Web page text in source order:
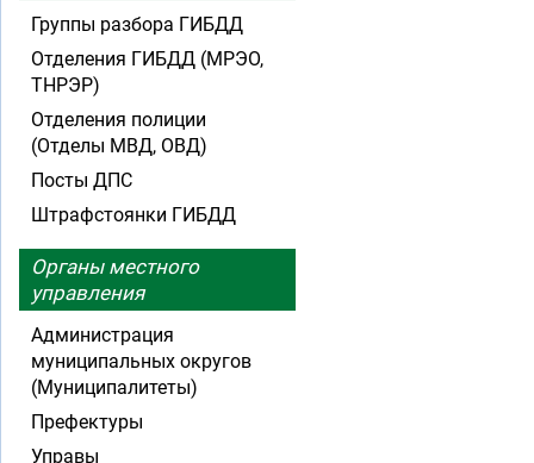
Группы разбора ГИБДД
Отделения ГИБДД (МРЭО,
ТНРЭР)
Отделения полиции
(Отделы МВД, ОВД)
Посты ДПС
Штрафстоянки ГИБДД
Органы местного
управления
Администрация
муниципальных округов
(Муниципалитеты)
Префектуры
Управы